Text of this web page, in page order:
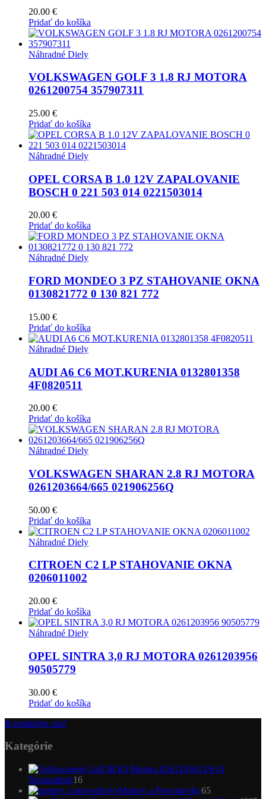
20.00 €
Pridať do košíka
Náhradné Diely
VOLKSWAGEN GOLF 3 1.8 RJ MOTORA
0261200754 357907311
25.00 €
Pridať do košíka
Náhradné Diely
OPEL CORSA B 1.0 12V ZAPALOVANIE
BOSCH 0 221 503 014 0221503014
20.00 €
Pridať do košíka
Náhradné Diely
FORD MONDEO 3 PZ STAHOVANIE OKNA
0130821772 0 130 821 772
15.00 €
Pridať do košíka
Náhradné Diely
AUDI A6 C6 MOT.KURENIA 0132801358
4F0820511
20.00 €
Pridať do košíka
Náhradné Diely
VOLKSWAGEN SHARAN 2.8 RJ MOTORA
0261203664/665 021906256Q
50.00 €
Pridať do košíka
Náhradné Diely
CITROEN C2 LP STAHOVANIE OKNA
0206011002
20.00 €
Pridať do košíka
Náhradné Diely
OPEL SINTRA 3,0 RJ MOTORA 0261203956
90505779
30.00 €
Pridať do košíka
Kontaktujte nás!
Kategórie
Nezaradené1616
produktovMotory a Prevodovky6565